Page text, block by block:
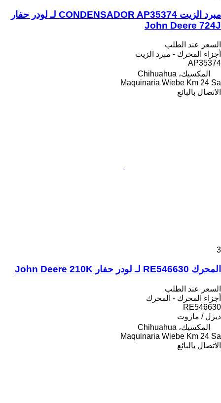
مبرد الزيت CONDENSADOR AP35374 لـ لودر حفار
John Deere 724J
السعر عند الطلب
أجزاء المحرك - مبرد الزيت
AP35374
المكسيك، Chihuahua
Maquinaria Wiebe Km 24 Sa
الاتصال بالبائع
3
المحرك RE546630 لـ لودر حفار John Deere 210K
السعر عند الطلب
أجزاء المحرك - المحرك
RE546630
ديزل / مازوت
المكسيك، Chihuahua
Maquinaria Wiebe Km 24 Sa
الاتصال بالبائع